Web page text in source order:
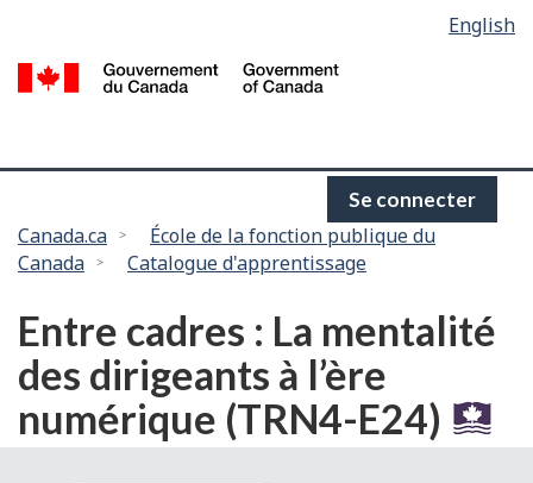
contenu
selection
English
Se connecter
Vous
êtes
Canada.ca
École de la fonction publique du
Canada
Catalogue d'apprentissage
Entre cadres : La mentalité
des dirigeants à l’ère
numérique (TRN4-E24)